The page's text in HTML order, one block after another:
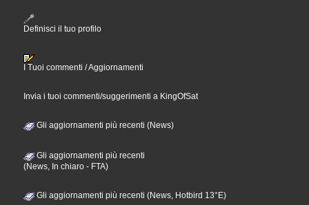
Definisci il tuo profilo
I Tuoi commenti / Aggiornamenti
Invia i tuoi commenti/suggerimenti a KingOfSat
Gli aggiornamenti più recenti (News)
Gli aggiornamenti più recenti
(News, In chiaro - FTA)
Gli aggiornamenti più recenti (News, Hotbird 13°E)